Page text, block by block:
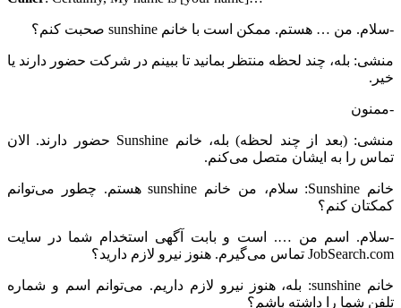
-سلام. من … هستم. ممکن است با خانم sunshine صحبت کنم؟
منشی: بله، چند لحظه منتظر بمانید تا ببینم در شرکت حضور دارند یا
خیر.
-ممنون
منشی: (بعد از چند لحظه) بله، خانم Sunshine حضور دارند. الان
تماس را به ایشان متصل می‌کنم.
خانم Sunshine: سلام، من خانم sunshine هستم. چطور می‌توانم
کمکتان کنم؟
-سلام. اسم من …. است و بابت آگهی استخدام شما در سایت
JobSearch.com تماس می‌گیرم. هنوز نیرو لازم دارید؟
خانم sunshine: بله، هنوز نیرو لازم داریم. می‌توانم اسم و شماره
تلفن شما را داشته باشم؟